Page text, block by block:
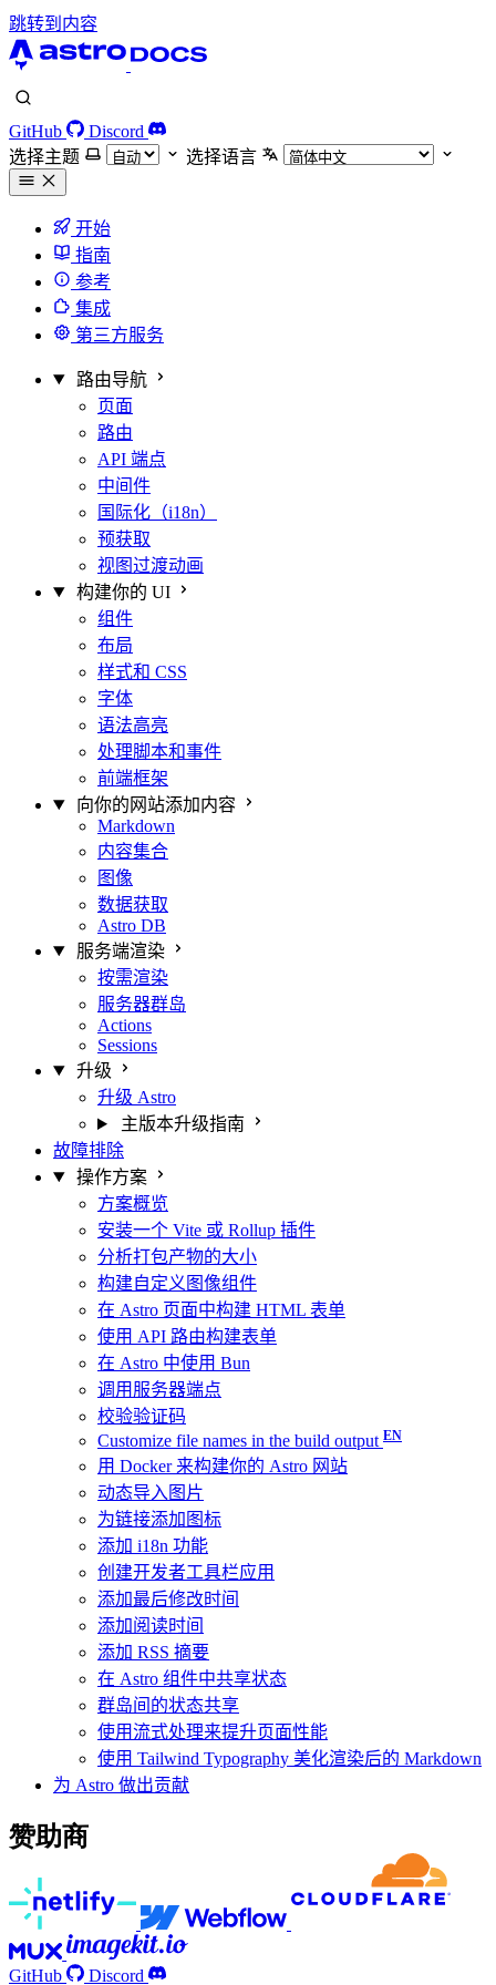
跳转到内容
GitHub
Discord
选择主题
选择语言
开始
指南
参考
集成
第三方服务
路由导航
页面
路由
API 端点
中间件
国际化（i18n）
预获取
视图过渡动画
构建你的 UI
组件
布局
样式和 CSS
字体
语法高亮
处理脚本和事件
前端框架
向你的网站添加内容
Markdown
内容集合
图像
数据获取
Astro DB
服务端渲染
按需渲染
服务器群岛
Actions
Sessions
升级
升级 Astro
主版本升级指南
故障排除
操作方案
方案概览
安装一个 Vite 或 Rollup 插件
分析打包产物的大小
构建自定义图像组件
在 Astro 页面中构建 HTML 表单
使用 API 路由构建表单
在 Astro 中使用 Bun
调用服务器端点
校验验证码
Customize file names in the build output
用 Docker 来构建你的 Astro 网站
动态导入图片
为链接添加图标
添加 i18n 功能
创建开发者工具栏应用
添加最后修改时间
添加阅读时间
添加 RSS 摘要
在 Astro 组件中共享状态
群岛间的状态共享
使用流式处理来提升页面性能
使用 Tailwind Typography 美化渲染后的 Markdown
为 Astro 做出贡献
赞助商
GitHub Discord